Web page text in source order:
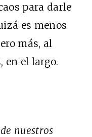
para darle
es menos
más, al
en el largo.
nuestros